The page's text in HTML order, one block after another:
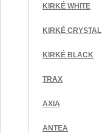
KIRKÉ WHITE
KIRKÉ CRYSTAL
KIRKÉ BLACK
TRAX
AXIA
ANTEA